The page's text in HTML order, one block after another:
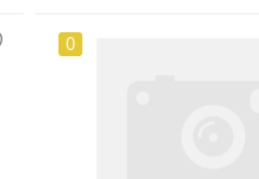
0